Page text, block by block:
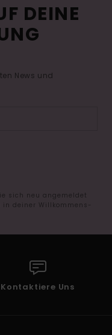
DEINE
News und
sich neu angemeldet
deiner Willkommens-
Kontaktiere Uns